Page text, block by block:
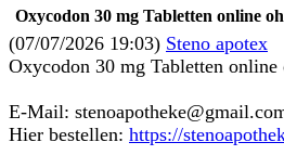
Oxycodon 30 mg Tabletten online
(07/07/2026 19:03) Steno apotex
Oxycodon 30 mg Tabletten online
E-Mail:
Hier bestellen: https://